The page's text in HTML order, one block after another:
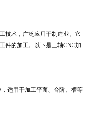
技术，广泛应用于制造业。它
件的加工。以下是三轴CNC加
适用于加工平面、台阶、槽等